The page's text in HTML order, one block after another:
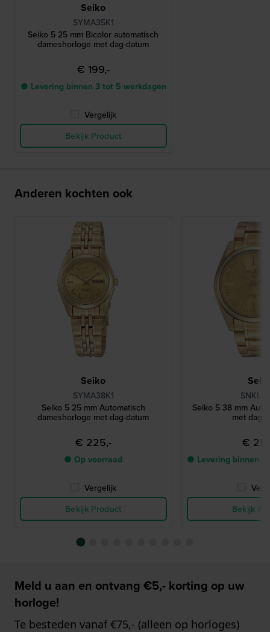
Seiko
SYMA35K1
Seiko 5 25 mm Bicolor automatisch
dameshorloge met dag-datum
€ 199,-
● Levering binnen 3 tot 5 werkdagen
Vergelijk
Bekijk Product
Anderen kochten ook
Seiko
SYMA38K1
Seiko 5 25 mm Automatisch
dameshorloge met dag-datum
€ 225,-
● Op voorraad
Vergelijk
Bekijk Product
Seiko 5 38 mm
met dag-
€
● Levering binnen 3
Bekijk
Meld u aan en ontvang €5,- korting op uw
horloge!
Te besteden vanaf €75,- (alleen op horloges)